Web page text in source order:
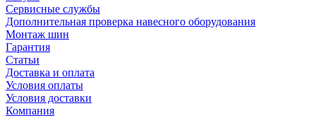
Сервисные службы
Дополнительная проверка навесного оборудования
Монтаж шин
Гарантия
Статьи
Доставка и оплата
Условия оплаты
Условия доставки
Компания